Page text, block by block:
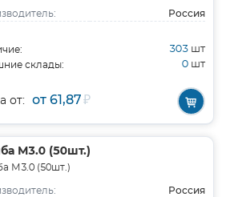
Россия
303 шт
склады: 0 шт
от: от 61,87₽
М3.0 (50шт.)
М3.0 (50шт.)
Россия